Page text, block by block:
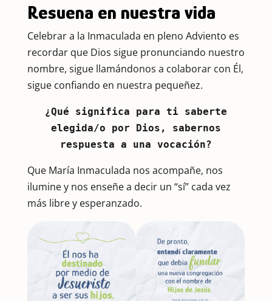
Resuena en nuestra vida
Celebrar a la Inmaculada en pleno Adviento es
recordar que Dios sigue pronunciando nuestro
nombre, sigue llamándonos a colaborar con Él,
sigue confiando en nuestra pequeñez.
¿Qué significa para ti saberte
elegida/o por Dios, sabernos
respuesta a una vocación?
Que María Inmaculada nos acompañe, nos
ilumine y nos enseñe a decir un “sí” cada vez
más libre y esperanzado.